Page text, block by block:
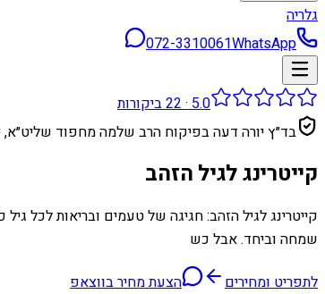
גלריה
072-3310061WhatsApp
5.0
·
22ביקורות
בד״ץ יורה דעה בפיקוח הרב שלמה מחפוד שליט״א,
קייטרינג לגיל הזהב
קייטרינג לגיל הזהב: חגיגה של טעמים ובריאות לכל
שמחה וביחד. אבל כש
לתפריט ומחירים
הצעת מחיר בווצאפ